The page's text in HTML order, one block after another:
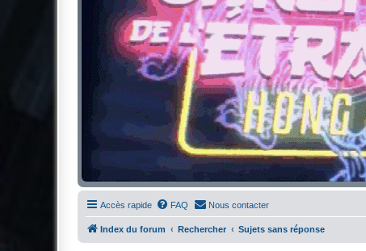
Accès rapide FAQ Nous contacter
Index du forum Rechercher Sujets sans réponse